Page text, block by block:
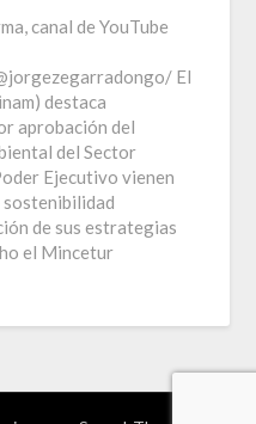
canal de YouTube
El
destaca
aprobación del
del Sector
Ejecutivo vienen
de sus estrategias
el Mincetur